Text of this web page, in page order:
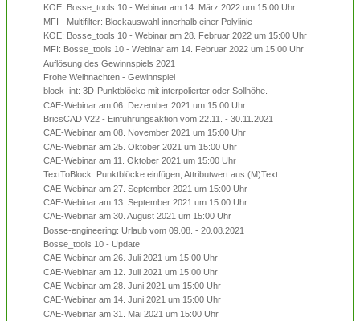
KOE: Bosse_tools 10 - Webinar am 14. März 2022 um 15:00 Uhr
MFI - Multifilter: Blockauswahl innerhalb einer Polylinie
KOE: Bosse_tools 10 - Webinar am 28. Februar 2022 um 15:00 Uhr
MFI: Bosse_tools 10 - Webinar am 14. Februar 2022 um 15:00 Uhr
Auflösung des Gewinnspiels 2021
Frohe Weihnachten - Gewinnspiel
block_int: 3D-Punktblöcke mit interpolierter oder Sollhöhe.
CAE-Webinar am 06. Dezember 2021 um 15:00 Uhr
BricsCAD V22 - Einführungsaktion vom 22.11. - 30.11.2021
CAE-Webinar am 08. November 2021 um 15:00 Uhr
CAE-Webinar am 25. Oktober 2021 um 15:00 Uhr
CAE-Webinar am 11. Oktober 2021 um 15:00 Uhr
TextToBlock: Punktblöcke einfügen, Attributwert aus (M)Text
CAE-Webinar am 27. September 2021 um 15:00 Uhr
CAE-Webinar am 13. September 2021 um 15:00 Uhr
CAE-Webinar am 30. August 2021 um 15:00 Uhr
Bosse-engineering: Urlaub vom 09.08. - 20.08.2021
Bosse_tools 10 - Update
CAE-Webinar am 26. Juli 2021 um 15:00 Uhr
CAE-Webinar am 12. Juli 2021 um 15:00 Uhr
CAE-Webinar am 28. Juni 2021 um 15:00 Uhr
CAE-Webinar am 14. Juni 2021 um 15:00 Uhr
CAE-Webinar am 31. Mai 2021 um 15:00 Uhr